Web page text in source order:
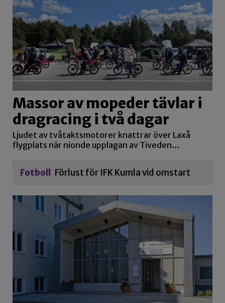
Massor av mopeder tävlar i
dragracing i två dagar
Ljudet av tvåtaktsmotorer knattrar över Laxå
flygplats när nionde upplagan av Tiveden…
Fotboll Förlust för IFK Kumla vid omstart